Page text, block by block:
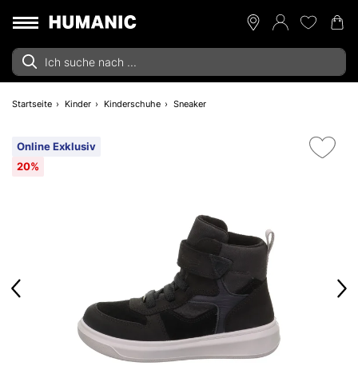
Startseite Kinder Kinderschuhe Sneaker
Online Exklusiv
20%